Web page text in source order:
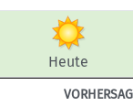
Heute